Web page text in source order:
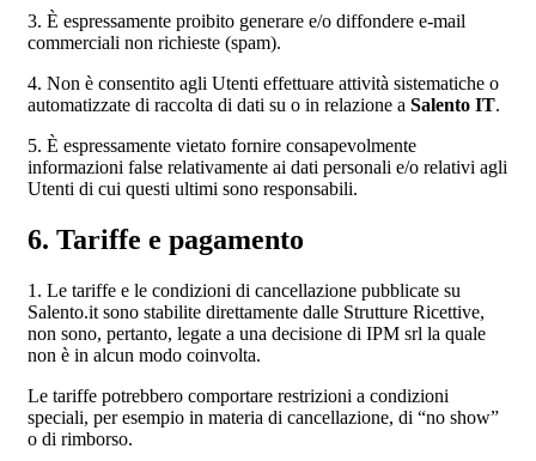
3. È espressamente proibito generare e/o diffondere e-mail
commerciali non richieste (spam).
4. Non è consentito agli Utenti effettuare attività sistematiche o
automatizzate di raccolta di dati su o in relazione a Salento IT.
5. È espressamente vietato fornire consapevolmente
informazioni false relativamente ai dati personali e/o relativi agli
Utenti di cui questi ultimi sono responsabili.
6. Tariffe e pagamento
1. Le tariffe e le condizioni di cancellazione pubblicate su
Salento.it sono stabilite direttamente dalle Strutture Ricettive,
non sono, pertanto, legate a una decisione di IPM srl la quale
non è in alcun modo coinvolta.
Le tariffe potrebbero comportare restrizioni a condizioni
speciali, per esempio in materia di cancellazione, di “no show”
o di rimborso.